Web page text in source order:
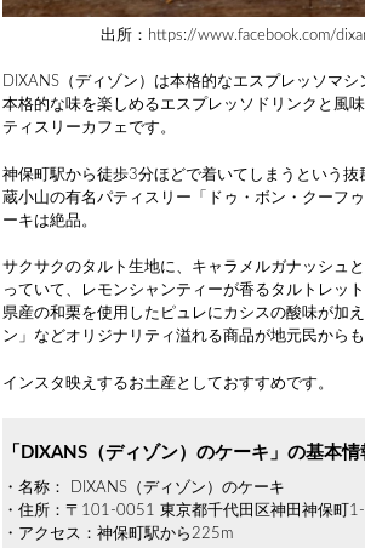
出所：https://www.facebook.com/
DIXANS（ディゾン）は本格的なエスプレッソマシ
本格的な味を楽しめるエスプレッソドリンクと風
ティスリーカフェです。
神保町駅から徒歩3分ほどで着いてしまうという抜
蔵小山の有名パティスリー「ドゥ・ボン・クーフ
ーキは絶品。
サクサクのタルト生地に、キャラメルガナッシュ
っていて、レモンシャンティーが香るタルトレッ
県産の和栗を使用したピュレにカシスの酸味が加
ン」などオリジナリティ溢れる商品が地元民からも
インスタ映えするお土産としておすすめです。
「DIXANS（ディゾン）のケーキ」の基本情
・名称： DIXANS（ディゾン）のケーキ
・住所：〒101-0051 東京都千代田区神田神保町
・アクセス：神保町駅から225m